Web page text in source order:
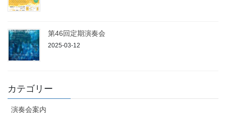
第46回定期演奏会
2025-03-12
カテゴリー
演奏会案内